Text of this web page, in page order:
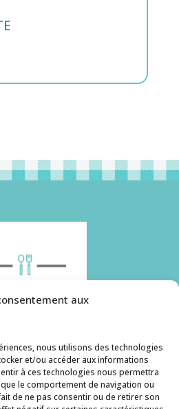
aux
nous utilisons des technologies
et/ou accéder aux informations
à ces technologies nous permettra
le comportement de navigation ou
de ne pas consentir ou de retirer son
des cookies. Pour en
que sur la politique de